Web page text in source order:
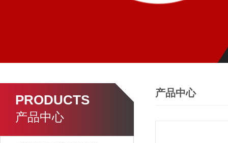
PRODUCTS
产品中心
产品中心